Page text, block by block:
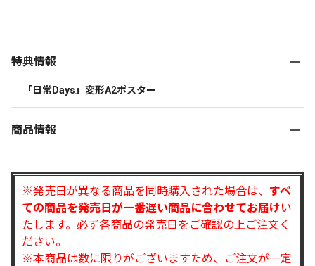
特典情報
「日常Days」変形A2ポスター
商品情報
※発売日が異なる商品を同時購入された場合は、 すべ
ての商品を発売日が一番遅い商品に合わせてお届けい
たします。必ず各商品の発売日をご確認の上ご注文く
ださい。
※本商品は数に限りがございますため、ご注文が一定